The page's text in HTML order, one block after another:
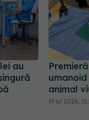
au
animal
19 iul 2026,